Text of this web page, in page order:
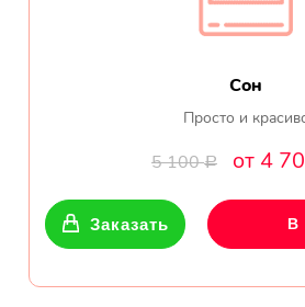
Сон
Просто и
5 100Р от 4
Заказать В